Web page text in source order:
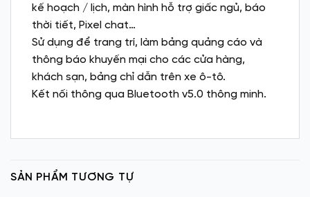
kế hoạch / lịch, màn hình hỗ trợ giấc ngủ, báo
thời tiết, Pixel chat…
Sử dụng để trang trí, làm bảng quảng cáo và
thông báo khuyến mại cho các cửa hàng,
khách sạn, bảng chỉ dẫn trên xe ô-tô.
Kết nối thông qua Bluetooth v5.0 thông minh.
SẢN PHẨM TƯƠNG TỰ